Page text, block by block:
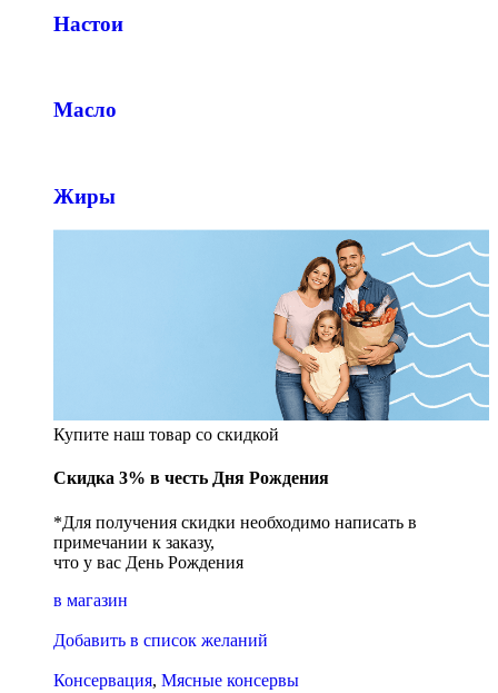
Настои
Масло
Жиры
Купите наш товар со скидкой
Скидка 3% в честь Дня Рождения
*Для получения скидки необходимо написать в
примечании к заказу,
что у вас День Рождения
в магазин
Добавить в список желаний
Консервация, Мясные консервы